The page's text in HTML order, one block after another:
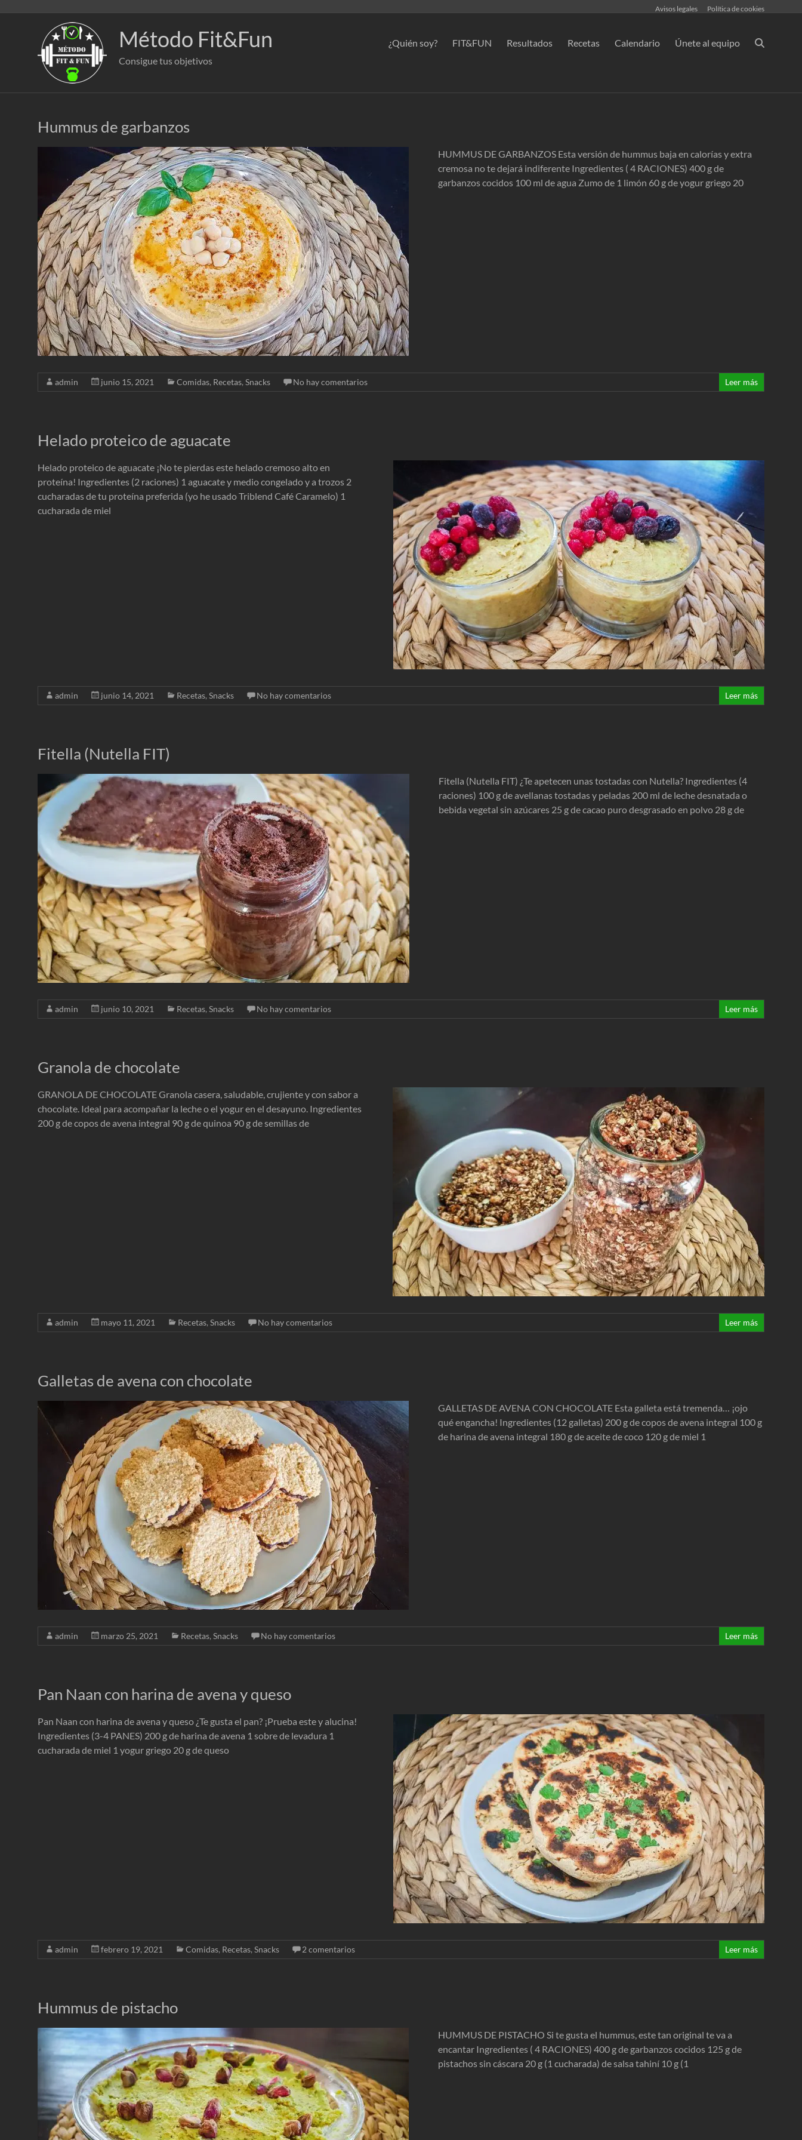
al
Avisos legales Política de cookies
Método Fit&Fun
Consigue tus objetivos
¿Quién soy? FIT&FUN Resultados Recetas Calendario Únete al equipo
Hummus de garbanzos
HUMMUS DE GARBANZOS Esta versión de hummus baja en calorías y extra
cremosa no te dejará indiferente Ingredientes ( 4 RACIONES) 400 g de
garbanzos cocidos 100 ml de agua Zumo de 1 limón 60 g de yogur griego 20
admin junio 15, 2021 Comidas, Recetas, Snacks No hay comentarios Leer más
Helado proteico de aguacate
Helado proteico de aguacate ¡No te pierdas este helado cremoso alto en
proteína! Ingredientes (2 raciones) 1 aguacate y medio congelado y a trozos 2
cucharadas de tu proteína preferida (yo he usado Triblend Café Caramelo) 1
cucharada de miel
admin junio 14, 2021 Recetas, Snacks No hay comentarios Leer más
Fitella (Nutella FIT)
Fitella (Nutella FIT) ¿Te apetecen unas tostadas con Nutella? Ingredientes (4
raciones) 100 g de avellanas tostadas y peladas 200 ml de leche desnatada o
bebida vegetal sin azúcares 25 g de cacao puro desgrasado en polvo 28 g de
admin junio 10, 2021 Recetas, Snacks No hay comentarios Leer más
Granola de chocolate
GRANOLA DE CHOCOLATE Granola casera, saludable, crujiente y con sabor a
chocolate. Ideal para acompañar la leche o el yogur en el desayuno. Ingredientes
200 g de copos de avena integral 90 g de quinoa 90 g de semillas de
admin mayo 11, 2021 Recetas, Snacks No hay comentarios Leer más
Galletas de avena con chocolate
GALLETAS DE AVENA CON CHOCOLATE Esta galleta está tremenda… ¡ojo
qué engancha! Ingredientes (12 galletas) 200 g de copos de avena integral 100 g
de harina de avena integral 180 g de aceite de coco 120 g de miel 1
admin marzo 25, 2021 Recetas, Snacks No hay comentarios Leer más
Pan Naan con harina de avena y queso
Pan Naan con harina de avena y queso ¿Te gusta el pan? ¡Prueba este y alucina!
Ingredientes (3-4 PANES) 200 g de harina de avena 1 sobre de levadura 1
cucharada de miel 1 yogur griego 20 g de queso
admin febrero 19, 2021 Comidas, Recetas, Snacks 2 comentarios Leer más
Hummus de pistacho
HUMMUS DE PISTACHO Si te gusta el hummus, este tan original te va a
encantar Ingredientes ( 4 RACIONES) 400 g de garbanzos cocidos 125 g de
pistachos sin cáscara 20 g (1 cucharada) de salsa tahiní 10 g (1